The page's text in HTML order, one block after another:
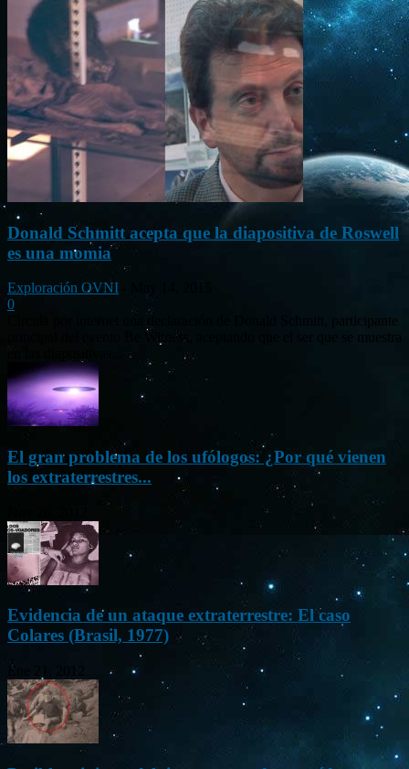
Donald Schmitt acepta que la diapositiva de Roswell
es una momia
Exploración OVNI
0
Circula por internet una declaración de Donald Schmitt, participante
principal del evento Be Witness, aceptando que el ser que se muestra
El gran problema de los ufólogos: ¿Por qué vienen
los extraterrestres...
Evidencia de un ataque extraterrestre: El caso
Colares (Brasil, 1977)
Ene 21, 2012